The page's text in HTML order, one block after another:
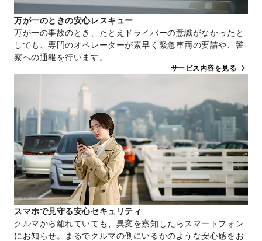
万が一のときの安心レスキュー
万が一の事故のとき、たとえドライバーの意識がなかったと
しても、専門のオペレーターが素早く緊急車両の要請や、警
察への通報を行います。
サービス内容を見る
スマホで見守る安心セキュリティ
クルマから離れていても、異変を察知したらスマートフォン
にお知らせ。まるでクルマの側にいるかのような安心感をお